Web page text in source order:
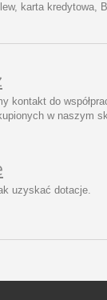
karta kredytowa,
kontakt do
w naszym
uzyskać dotacje.